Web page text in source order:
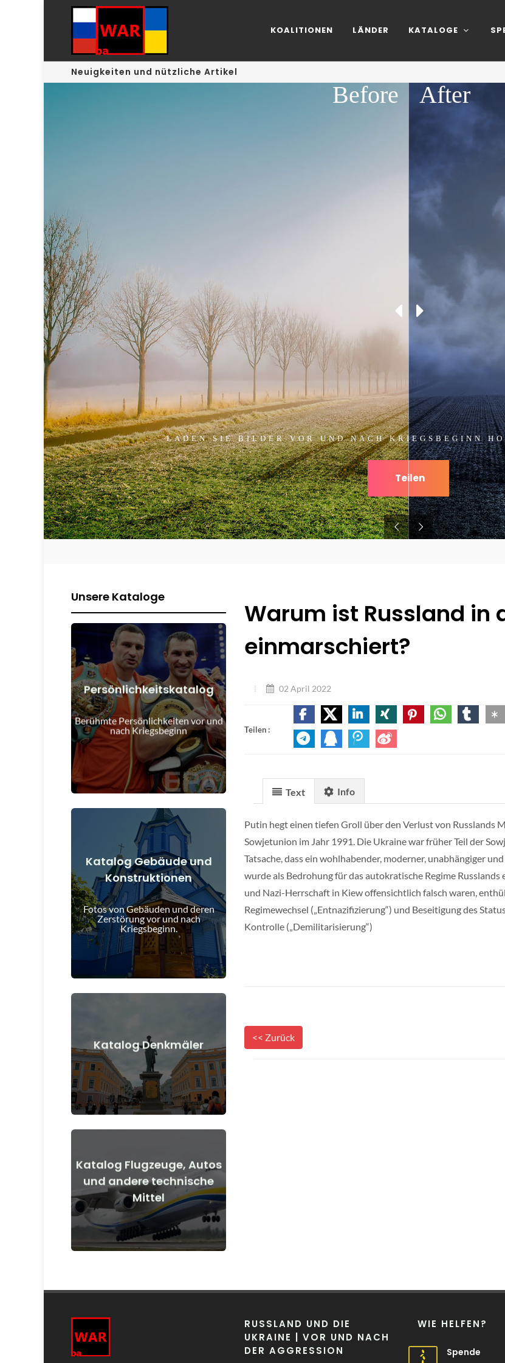
KOALITIONEN LÄNDER KATALOGE
Neuigkeiten und nützliche Artikel
LADEN SIE BILDER VOR UND NACH KRIEGSBEGINN
Teilen
After
Before
Unsere Kataloge
Persönlichkeitskatalog
Berühmte Persönlichkeiten vor und
nach Kriegsbeginn
Menschen vor und nach
Kriegsbeginn
Details anzeigen
Katalog Gebäude und
Konstruktionen
Fotos von Gebäuden und deren
Zerstörung vor und nach
Kriegsbeginn.
Gebäude, Bauwerke, Objekte vor
und nach Kriegsbeginn
Details anzeigen
Katalog Denkmäler
Denkmäler, Kunstwerke vor und
nach Kriegsbeginn
Details anzeigen
Katalog Flugzeuge, Autos
und andere technische
Mittel
Flugzeuge, Autos, technische Mittel
vor und nach Kriegsbeginn
Details anzeigen
Warum ist Russland in
einmarschiert?
02 April 2022
Teilen :
Text Info
Putin hegt einen tiefen Groll über den Verlust von Russlands
Sowjetunion im Jahr 1991. Die Ukraine war früher Teil der
Tatsache, dass ein wohlhabender, moderner, unabhängiger
wurde als Bedrohung für das autokratische Regime
und Nazi-Herrschaft in Kiew offensichtlich falsch waren,
Regimewechsel („Entnazifizierung“) und Beseitigung des
Kontrolle („Demilitarisierung“)
<< Zurück
RUSSLAND UND DIE
UKRAINE | VOR UND NACH
DER AGGRESSION
WIE HELFEN?
Spende